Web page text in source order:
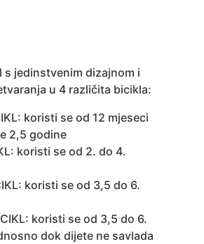
s jedinstvenim dizajnom i
u 4 različita bicikla:
koristi se od 12 mjeseci
2,5 godine
koristi se od 2. do 4.
koristi se od 3,5 do 6.
koristi se od 3,5 do 6.
dok dijete ne savlada